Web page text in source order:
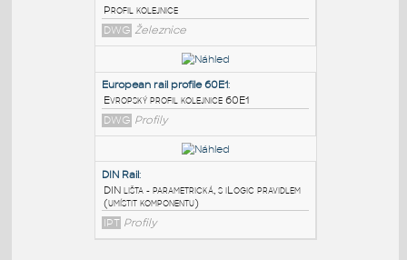
Rail S-49:
Kolejnice S-49
DWG Profily
RAIL SECTION:
Profil kolejnice
DWG Železnice